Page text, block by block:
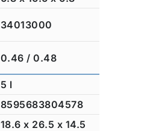
34013000
0.46 / 0.48
5 l
8595683804578
18.6 x 26.5 x 14.5